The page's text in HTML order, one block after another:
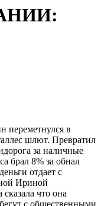
переметнулся в
шлют. Превратил
за наличные
брал 8% за обнал
отдает с
Ириной
что она
с общественными